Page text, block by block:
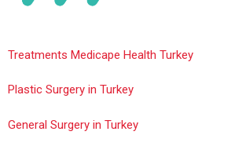
Treatments Medicape Health Turkey
Plastic Surgery in Turkey
General Surgery in Turkey